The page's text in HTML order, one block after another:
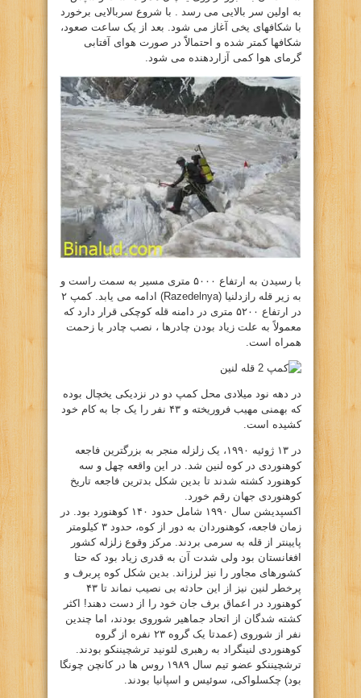
به اولین سر بالایی می رسد . با شروع سربالایی برخورد
با شکافهای یخی آغاز می شود. بعد از یک ساعت صعود،
شکافها کمتر شده و احتمالاًَ در صورت هوای آفتابی
گرمای هوا کمی آزاردهنده می شود.
با رسیدن به ارتفاع ۵۰۰۰ متری مسیر به سمت راست و
به زیر قله رازدلنیا (Razedelnya) ادامه می یابد. کمپ ۲
در ارتفاع ۵۲۰۰ متری در دامنه قله کوچکی قرار دارد که
معمولاً به علت زیاد بودن چادرها ، نصب چادر با زحمت
همراه است.
در دهه نود میلادی محل کمپ دو در نزدیکی یخچال بوده
که بهمنی مهیب فروریخته و ۴۳ نفر را یک جا به کام خود
کشیده است.
در ۱۳ ژوئیه ۱۹۹۰، یک زلزله منجر به بزرگترین فاجعه
کوهنوردی در کوه لنین شد. در این واقعه چهل و سه
کوهنورد کشته شدند تا بدین شکل بدترین فاجعه تاریخ
کوهنوردی جهان رقم خورد.
اکسپدیشن سال ۱۹۹۰ شامل حدود ۱۴۰ کوهنورد بود. در
زمان فاجعه، کوهنوردان به دور از کوه، حدود ۳ کیلومتر
پایینتر از قله به سرمی بردند. مرکز وقوع زلزله کشور
افغانستان بود ولی شدت آن به قدری زیاد بود که حتا
کشورهای مجاور را نیز لرزاند. بدین شکل کوه پربرف و
پرخطر لنین نیز از این حادثه بی نصیب نماند تا ۴۳
کوهنورد در اعماق برف جان خود را از دست دهند! اکثر
کشته شدگان از اتحاد جماهیر شوروی بودند، اما چندین
نفر از شوروی (عمدتا یک گروه ۲۳ نفره از گروه
کوهنوردی لنینگراد به رهبری لئونید ترشچیننکو بودند.
ترشچیننکو عضو تیم سال ۱۹۸۹ روس ها در کانچن چونگا
بود) چکسلواکی، سوئیس و اسپانیا بودند.